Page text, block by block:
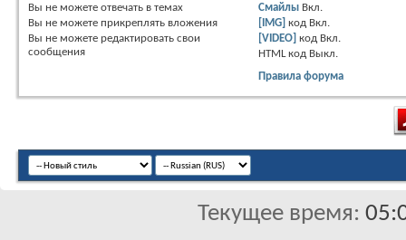
Вы не можете отвечать в темах
Вы не можете прикреплять вложения
Вы не можете редактировать свои
сообщения
Смайлы Вкл.
[IMG] код Вкл.
[VIDEO] код Вкл.
HTML код Выкл.
Правила форума
Текущее время: